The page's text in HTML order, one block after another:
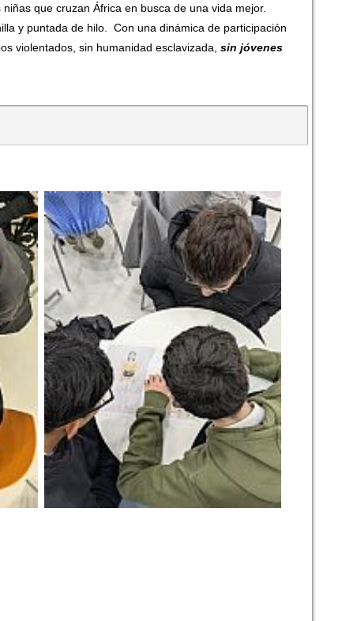
niñas que cruzan África en busca de una vida mejor.
y puntada de hilo. Con una dinámica de participación
violentados, sin humanidad esclavizada, sin jóvenes